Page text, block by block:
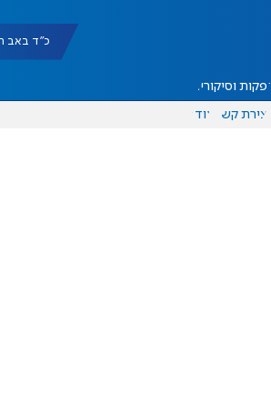
כ"ד באב תשפ"ו
הפקות וסיקורים
יצירת קשר עוד